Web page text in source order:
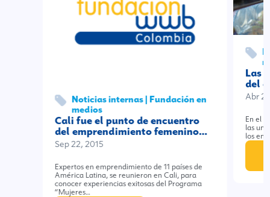
Noticias internas | Fundación en
medios
Cali fue el punto de encuentro
del emprendimiento femenino…
Sep 22, 2015
Expertos en emprendimiento de 11 países de
América Latina, se reunieron en Cali, para
conocer experiencias exitosas del Programa
“Mujeres…
Las
del
Abr
En el
las
los